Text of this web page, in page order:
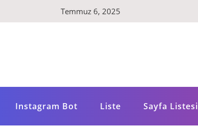
Temmuz 6, 2025
Instagram Bot Liste Sayfa Listesi